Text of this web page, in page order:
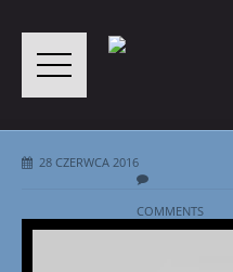
28 CZERWCA 2016
COMMENTS